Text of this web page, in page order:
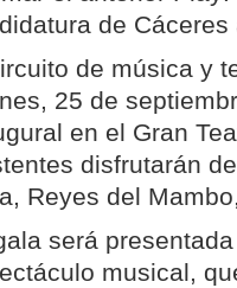
de
de música y
25 de
en el Gran
disfrutarán
Reyes del
será
musical,